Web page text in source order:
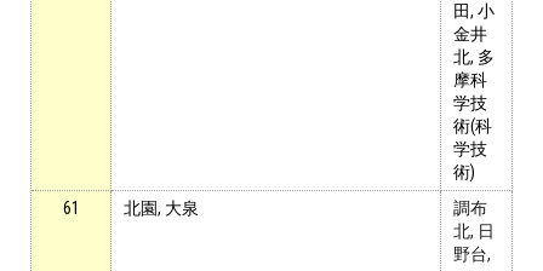
田, 小
金井
北, 多
摩科
学技
術(科
学技
術)
61
北園, 大泉
調布
北, 日
野台,